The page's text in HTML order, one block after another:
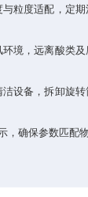
度适配，定期
，远离酸类及
备，拆卸旋转
确保参数匹配物